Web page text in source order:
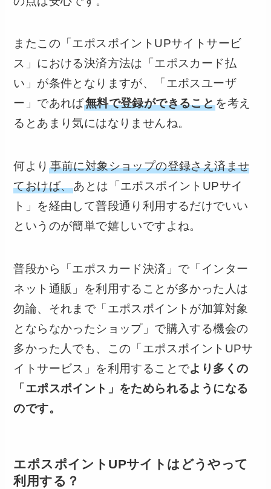
またこの「エポスポイントUPサイトサービ
ス」における決済方法は「エポスカード払
い」が条件となりますが、「エポスユーザ
ー」であれば無料で登録ができることを考え
るとあまり気にはなりませんね。
何より 事前に対象ショップの登録さえ済ませ
ておけば、あとは「エポスポイントUPサイ
ト」を経由して普段通り利用するだけでいい
というのが簡単で嬉しいですよね。
普段から「エポスカード決済」で「インター
ネット通販」を利用することが多かった人は
勿論、それまで「エポスポイントが加算対象
とならなかったショップ」で購入する機会の
多かった人でも、この「エポスポイントUPサ
イトサービス」を利用することでより多くの
「エポスポイント」をためられるようになる
のです。
エポスポイントUPサイトはどうやって
利用する？